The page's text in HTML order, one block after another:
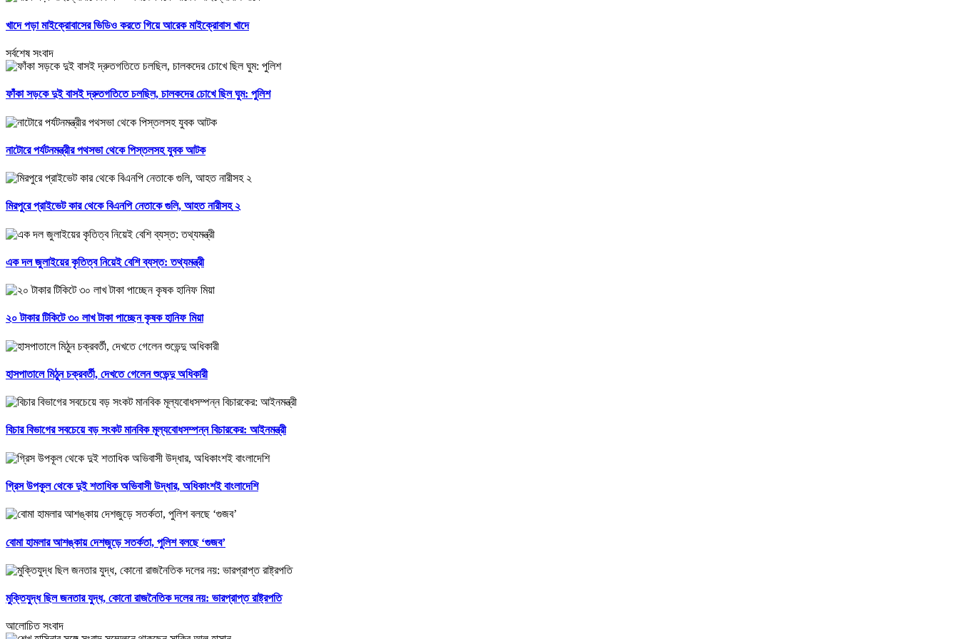
খাদে পড়া মাইক্রোবাসের ভিডিও করতে গিয়ে আরেক মাইক্রোবাস খাদে
সর্বশেষ সংবাদ
ফাঁকা সড়কে দুই বাসই দ্রুতগতিতে চলছিল, চালকদের চোখে ছিল ঘুম: পুলিশ
নাটোরে পর্যটনমন্ত্রীর পথসভা থেকে পিস্তলসহ যুবক আটক
মিরপুরে প্রাইভেট কার থেকে বিএনপি নেতাকে গুলি, আহত নারীসহ ২
এক দল জুলাইয়ের কৃতিত্ব নিয়েই বেশি ব্যস্ত: তথ্যমন্ত্রী
২০ টাকার টিকিটে ৩০ লাখ টাকা পাচ্ছেন কৃষক হানিফ মিয়া
হাসপাতালে মিঠুন চক্রবর্তী, দেখতে গেলেন শুভেন্দু অধিকারী
বিচার বিভাগের সবচেয়ে বড় সংকট মানবিক মূল্যবোধসম্পন্ন বিচারকের: আইনমন্ত্রী
গ্রিস উপকূল থেকে দুই শতাধিক অভিবাসী উদ্ধার, অধিকাংশই বাংলাদেশি
বোমা হামলার আশঙ্কায় দেশজুড়ে সতর্কতা, পুলিশ বলছে ‘গুজব’
মুক্তিযুদ্ধ ছিল জনতার যুদ্ধ, কোনো রাজনৈতিক দলের নয়: ভারপ্রাপ্ত রাষ্ট্রপতি
আলোচিত সংবাদ